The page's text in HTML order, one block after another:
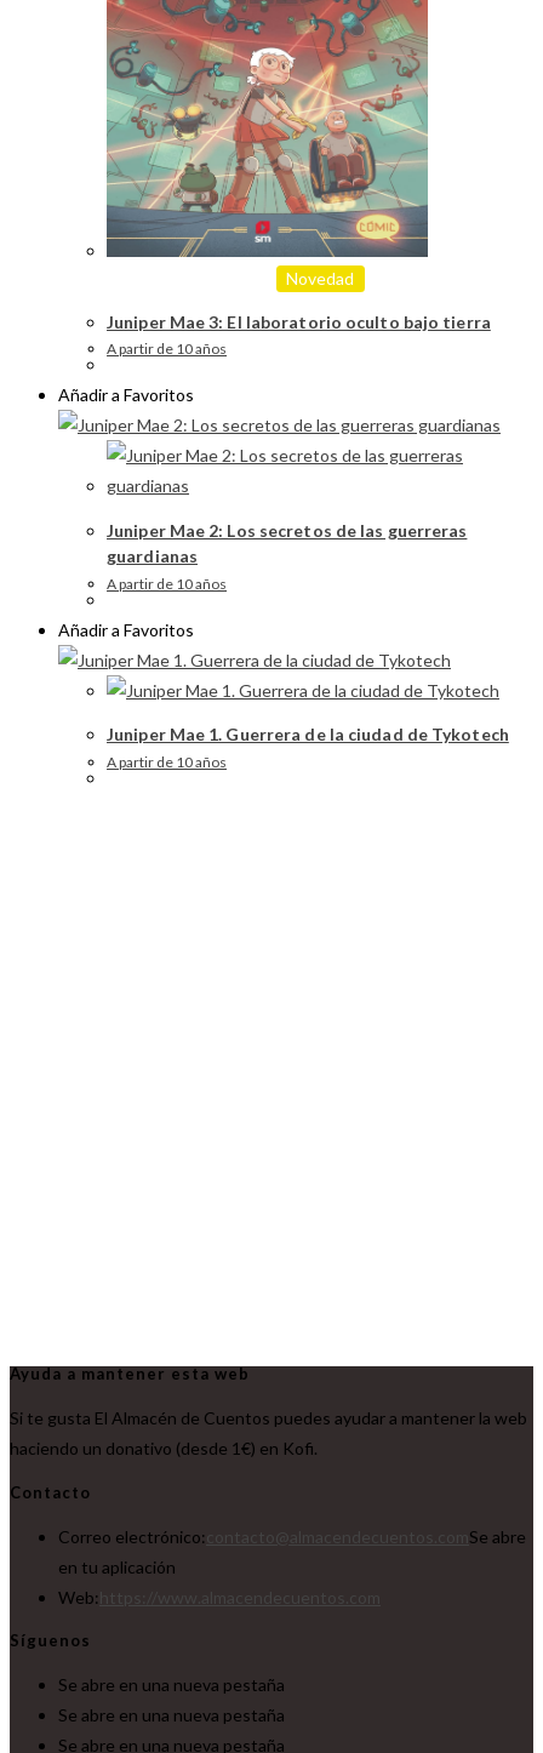
Novedad
Juniper Mae 3: El laboratorio oculto bajo tierra
A partir de 10 años
Añadir a Favoritos
Juniper Mae 2: Los secretos de las guerreras
guardianas
A partir de 10 años
Añadir a Favoritos
Juniper Mae 1. Guerrera de la ciudad de Tykotech
A partir de 10 años
Ayuda a mantener esta web
Si te gusta El Almacén de Cuentos puedes ayudar a mantener la web
haciendo un donativo (desde 1€) en Kofi.
Contacto
Correo electrónico:
Se abre
en tu aplicación
Web:
Síguenos
Se abre en una nueva pestaña
Se abre en una nueva pestaña
Se abre en una nueva pestaña